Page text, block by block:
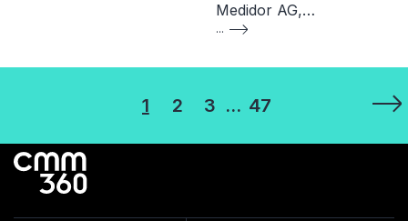
Medidor AG,…
...
Seitennummerierung
der
Beiträge
1 2 3 … 47